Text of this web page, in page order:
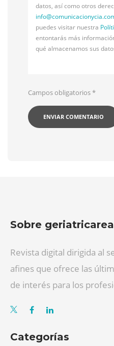
datos, así como otros
info@
puedes visitar nuestra
entontarás más
qué almacenamos sus
Campos obligatorios*
Sobre geriatricarea
Revista digital dirigida al
afines que ofrece las
de interés para los
Categorías